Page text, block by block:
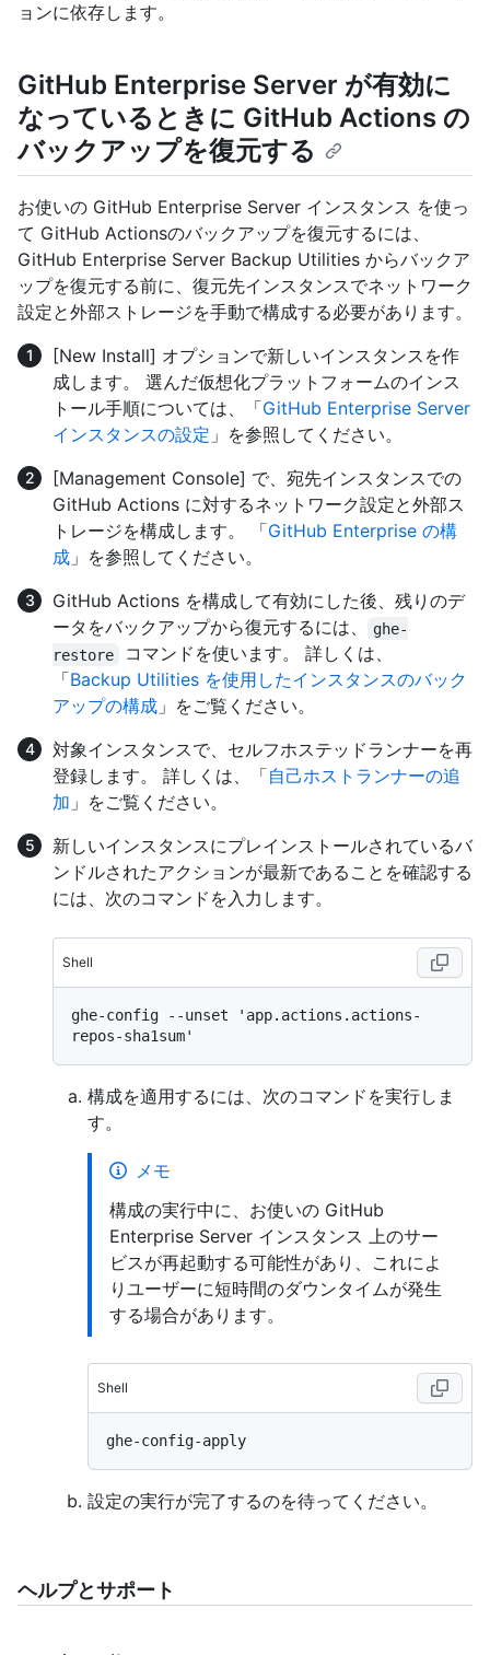
ョンに依存します。
GitHub Enterprise Server が有効に
なっているときに GitHub Actions の
バックアップを復元する
お使いの GitHub Enterprise Server インスタンス を使っ
て GitHub Actionsのバックアップを復元するには、
GitHub Enterprise Server Backup Utilities からバックア
ップを復元する前に、復元先インスタンスでネットワーク
設定と外部ストレージを手動で構成する必要があります。
[New Install] オプションで新しいインスタンスを作
成します。 選んだ仮想化プラットフォームのインス
トール手順については、「GitHub Enterprise Server
インスタンスの設定 」を参照してください。
[Management Console] で、宛先インスタンスでの
GitHub Actions に対するネットワーク設定と外部ス
トレージを構成します。 「GitHub Enterprise の構
成 」を参照してください。
GitHub Actions を構成して有効にした後、残りのデ
ータをバックアップから復元するには、
ghe-
restore
コマンドを使います。 詳しくは、
「Backup Utilities を使用したインスタンスのバック
アップの構成 」をご覧ください。
対象インスタンスで、セルフホステッドランナーを再
登録します。 詳しくは、「自己ホストランナーの追
加 」をご覧ください。
新しいインスタンスにプレインストールされているバ
ンドルされたアクションが最新であることを確認する
には、次のコマンドを入力します。
Shell
ghe-config --unset 'app.actions.actions-
構成を適用するには、次のコマンドを実行しま
す。
メモ
構成の実行中に、お使いの GitHub
Enterprise Server インスタンス 上のサー
ビスが再起動する可能性があり、これによ
りユーザーに短時間のダウンタイムが発生
する場合があります。
Shell
設定の実行が完了するのを待ってください。
ヘルプとサポート